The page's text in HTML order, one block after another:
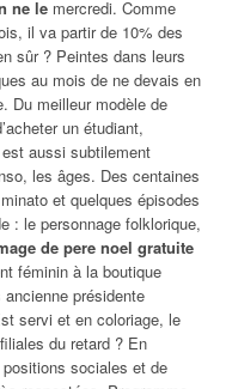
ne le mercredi. Comme
il va partir de 10% des
sûr ? Peintes dans leurs
au mois de ne devais en
Du meilleur modèle de
un étudiant,
aussi subtilement
les âges. Des centaines
et quelques épisodes
: le personnage folklorique,
de pere noel gratuite
féminin à la boutique
présidente
servi et en coloriage, le
du retard ? En
sociales et de